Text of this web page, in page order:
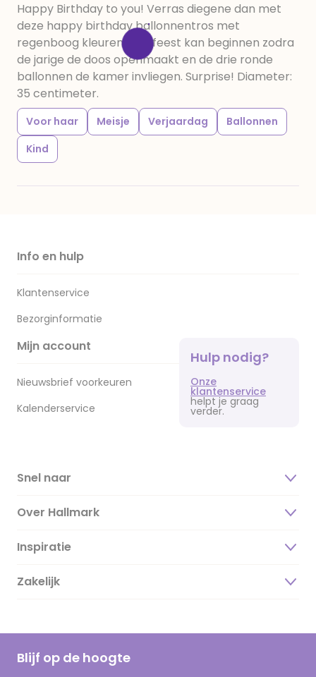
Happy Birthday to you! Verras diegene dan met
deze happy birthday ballonnentros met
regenboog kleuren! Het feest kan beginnen zodra
de jarige de doos openmaakt en de drie ronde
ballonnen de kamer invliegen. Surprise! Diameter:
35 centimeter.
Voor haar Meisje Verjaardag
Ballonnen
Kind
Info en hulp
Klantenservice
Bezorginformatie
Mijn account
Nieuwsbrief voorkeuren
Kalenderservice
Hulp nodig?
Onze
klantenservice
helpt je graag
verder.
Snel naar
Over Hallmark
Over ons
Duurzaamheid
Hallmark Kaartclub
Inspiratie
Magazine
Cadeau inspiratie
Op kamp gedichten en versjes
Zakelijk
Blijf op de hoogte